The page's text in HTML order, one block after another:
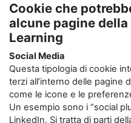
Cookie che
alcune pagine
Learning
Social Media
Questa tipologia di cookie
terzi all’interno delle pagine
come le icone e le
Un esempio sono i “social
LinkedIn. Si tratta di parti